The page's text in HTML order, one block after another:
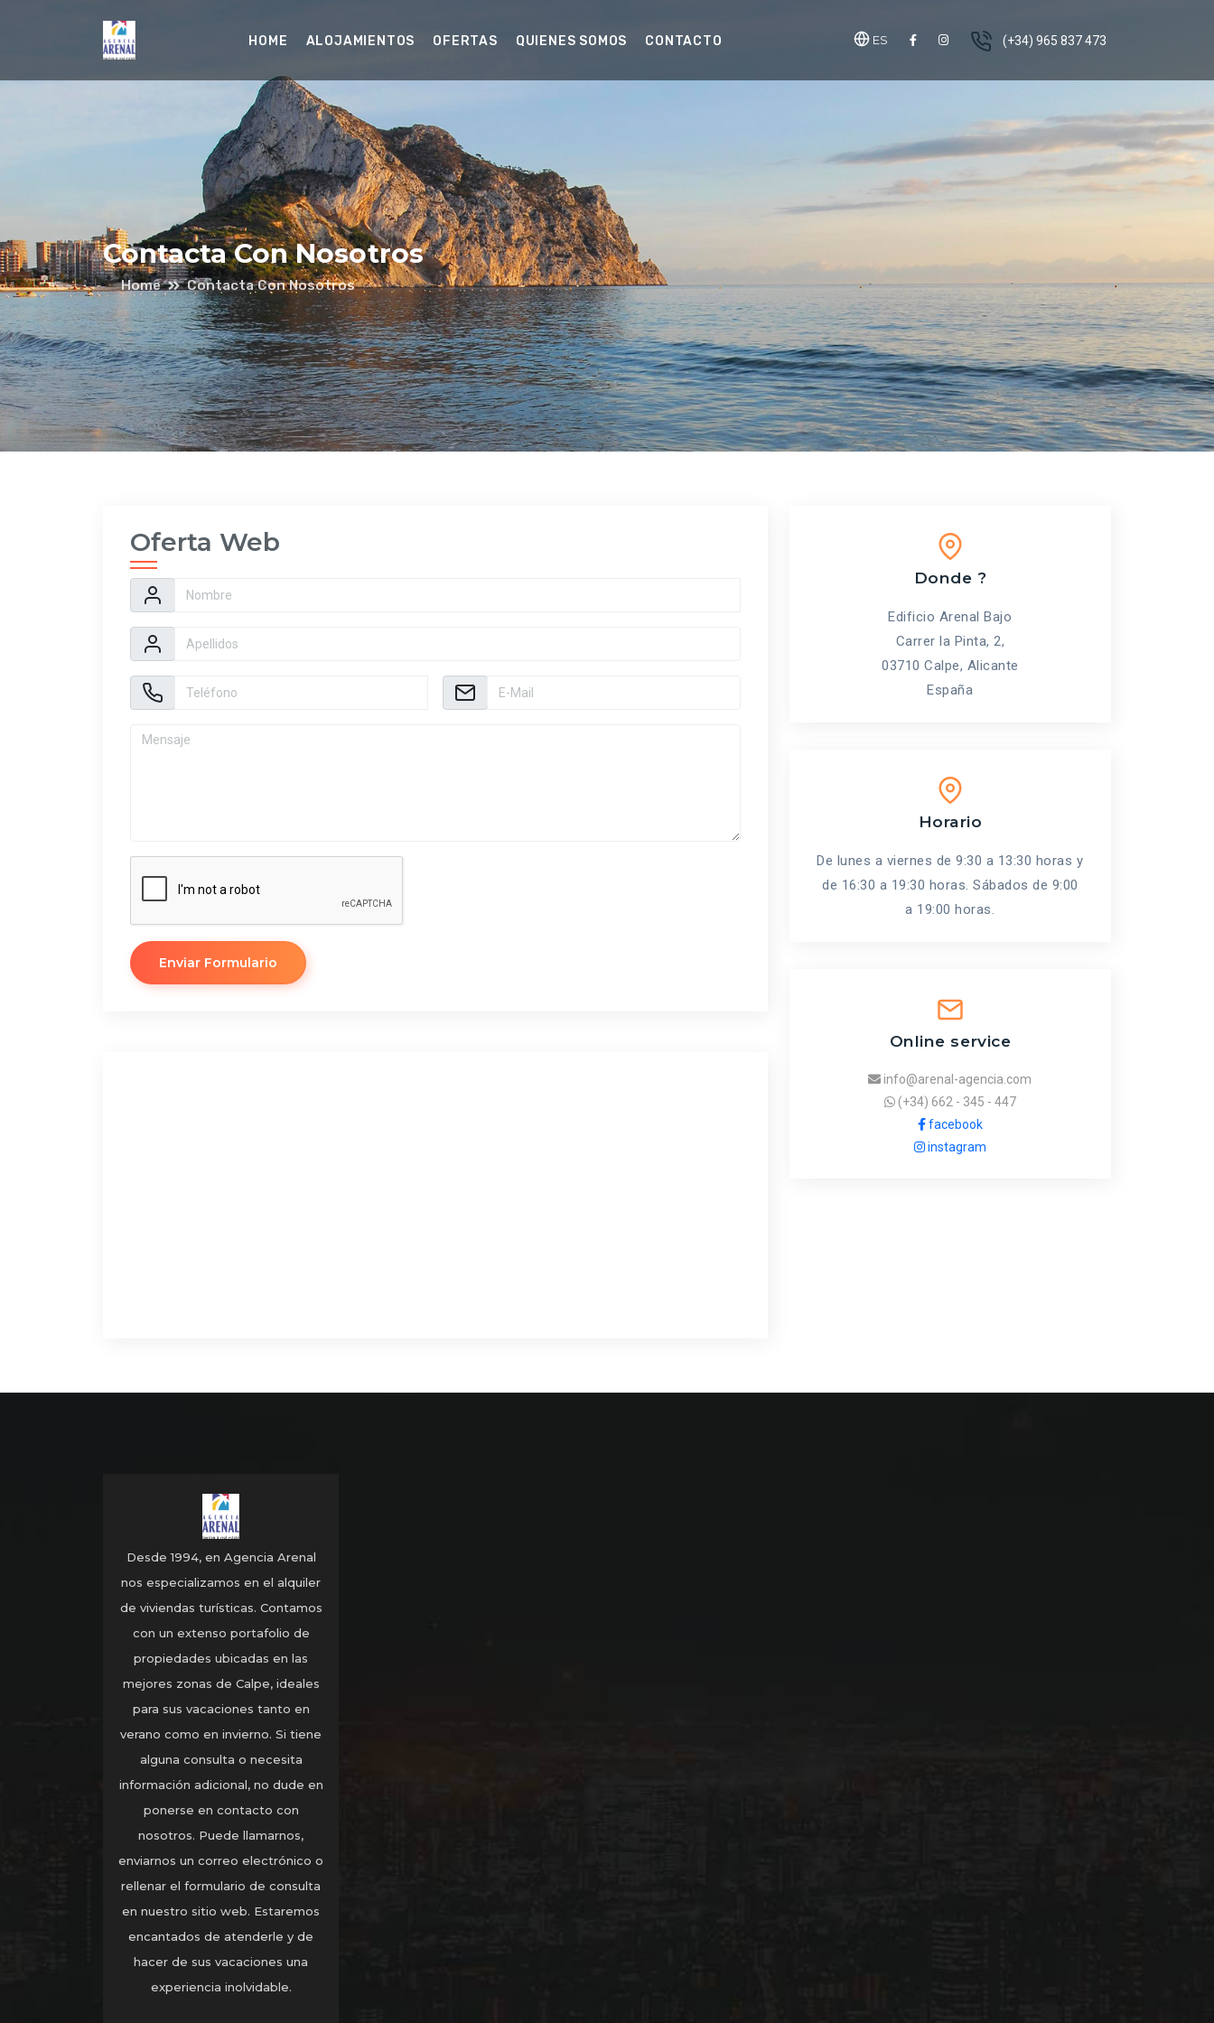
HOME ALOJAMIENTOS OFERTAS QUIENES SOMOS CONTACTO ES (+34) 965 837 473
Contacta Con Nosotros
Home Contacta Con Nosotros
Oferta Web
Enviar Formulario
Donde ?
Edificio Arenal Bajo
Carrer la Pinta, 2,
03710 Calpe, Alicante
España
Horario
De lunes a viernes de 9:30 a 13:30 horas y
de 16:30 a 19:30 horas. Sábados de 9:00
a 19:00 horas.
Online service
info@arenal-agencia.com
(+34) 662 - 345 - 447
facebook
instagram
Desde 1994, en Agencia Arenal
nos especializamos en el alquiler
de viviendas turísticas. Contamos
con un extenso portafolio de
propiedades ubicadas en las
mejores zonas de Calpe, ideales
para sus vacaciones tanto en
verano como en invierno. Si tiene
alguna consulta o necesita
información adicional, no dude en
ponerse en contacto con
nosotros. Puede llamarnos,
enviarnos un correo electrónico o
rellenar el formulario de consulta
en nuestro sitio web. Estaremos
encantados de atenderle y de
hacer de sus vacaciones una
experiencia inolvidable.